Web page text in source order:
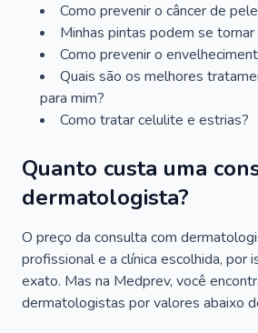
Como prevenir o câncer de
Minhas pintas podem se
Como prevenir o
Quais são os melhores
para mim?
Como tratar celulite e estrias?
Quanto custa uma
dermatologista?
O preço da consulta com
profissional e a clínica escolhida, por
exato. Mas na Medprev, você
dermatologistas por valores abaixo